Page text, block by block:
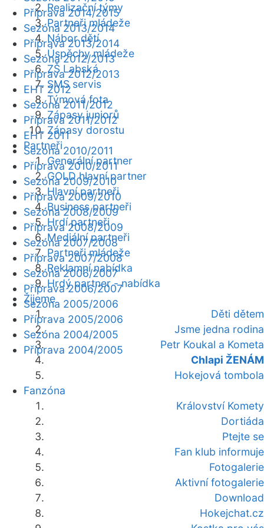
Realizační týmy
Partneři mládeže
Nábor dětí
Úspěchy mládeže
ZŠ Labská
SMS servis
Týmová fota
Zápasy juniorů
Zápasy dorostu
Partneři
Generální partner
GOLD hlavní partner
Hlavní partneři
Business partneři
Hrdí partneři
Mediální partneři
Partneři mládeže
Reklamní nabídka
Hrdý partner - nabídka
Žijeme
Děti dětem
Jsme jedna rodina
Petr Koukal a Kometa
Chlapi ŽENÁM
Hokejová tombola
Fanzóna
Království Komety
Dortiáda
Ptejte se
Fan klub informuje
Fotogalerie
Aktivní fotogalerie
Download
Hokejchat.cz
Příprava 2014/2015
Sezóna 2013/2014
Příprava 2013/2014
Sezóna 2012/2013
Příprava 2012/2013
EHT 2012
Sezóna 2011/2012
Příprava 2011/2012
EHT 2011
Sezóna 2010/2011
Příprava 2010/2011
Sezóna 2009/2010
Příprava 2009/2010
Sezóna 2008/2009
Příprava 2008/2009
Sezóna 2007/2008
Příprava 2007/2008
Sezóna 2006/2007
Příprava 2006/2007
Sezóna 2005/2006
Příprava 2005/2006
Sezóna 2004/2005
Příprava 2004/2005